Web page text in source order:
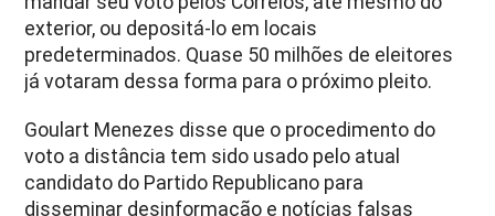
exterior, ou depositá-lo em locais
predeterminados. Quase 50 milhões de eleitores
já votaram dessa forma para o próximo pleito.
Goulart Menezes disse que o procedimento do
voto a distância tem sido usado pelo atual
candidato do Partido Republicano para
disseminar desinformação e notícias falsas